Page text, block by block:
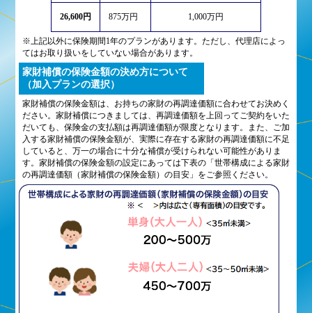
26,600円 875万円 1,000万円
※上記以外に保険期間1年のプランがあります。ただし、代理店によっ
てはお取り扱いをしていない場合があります。
家財補償の保険金額の決め方について
（加入プランの選択）
家財補償の保険金額は、お持ちの家財の再調達価額に合わせてお決めく
ださい。家財補償につきましては、再調達価額を上回ってご契約をいた
だいても、保険金の支払額は再調達価額が限度となります。また、ご加
入する家財補償の保険金額が、実際に存在する家財の再調達価額に不足
していると、万一の場合に十分な補償が受けられない可能性がありま
す。家財補償の保険金額の設定にあっては下表の「世帯構成による家財
の再調達価額（家財補償の保険金額）の目安」をご参照ください。